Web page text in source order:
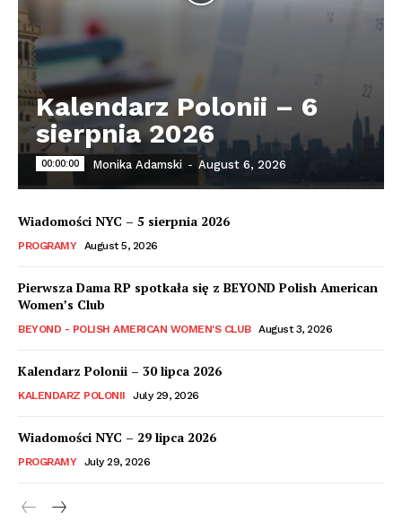
Kalendarz Polonii – 6
sierpnia 2026
00:00:00 Monika Adamski - August 6, 2026
Wiadomości NYC – 5 sierpnia 2026
PROGRAMY August 5, 2026
Pierwsza Dama RP spotkała się z BEYOND Polish American
Women’s Club
BEYOND - POLISH AMERICAN WOMEN'S CLUB August 3, 2026
Kalendarz Polonii – 30 lipca 2026
KALENDARZ POLONII July 29, 2026
Wiadomości NYC – 29 lipca 2026
PROGRAMY July 29, 2026